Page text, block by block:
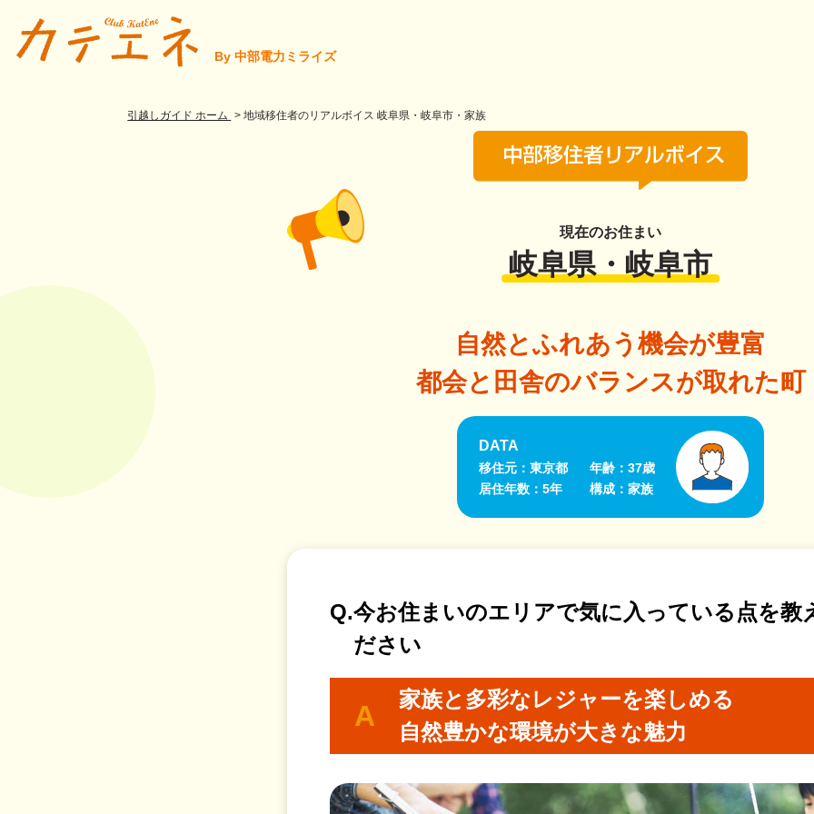
By 中部電力ミライズ
引越しガイド ホーム 地域移住者のリアルボイス 岐阜県・岐阜市・家族
現在のお住まい
岐阜県・岐阜市
自然とふれあう機会が豊富
都会と田舎のバランスが取れた町
DATA
移住元：東京都
居住年数：5年
年齢：37歳
構成：家族
Q.今お住まいのエリアで気に入っている点を教
ださい
A
家族と多彩なレジャーを楽しめる
自然豊かな環境が大きな魅力